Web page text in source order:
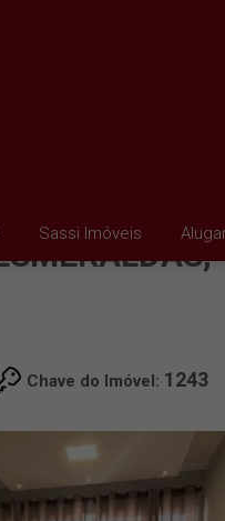
Sassi Imóveis
Chave do Imóvel: 1243